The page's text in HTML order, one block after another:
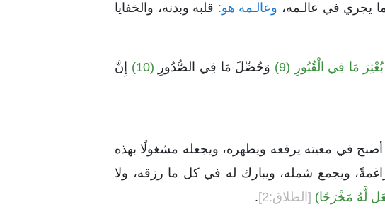
يجري في عالـمه، وعالـمه هو: قلبه وبدنه، والخفايا
مَا فِي الْقُبُورِ (9) وَحُصِّلَ مَا فِي الصُّدُورِ (10)
إِنَّ
أصبح في معيته يرفعه ويطهره، ويجعله مشغولًا بهذه
راغمةً، ويجمع شمله، ويبارك له في كل ما رزقه، ولا
لَّهُ مَخْرَجًا) [الطلاق:2] .